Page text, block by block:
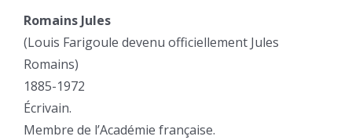
Romains Jules
(Louis Farigoule devenu officiellement Jules
Romains)
1885-1972
Écrivain.
Membre de l’Académie française.